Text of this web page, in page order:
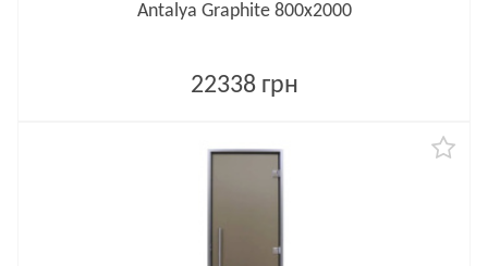
Antalya Graphite 800х2000
22338 грн